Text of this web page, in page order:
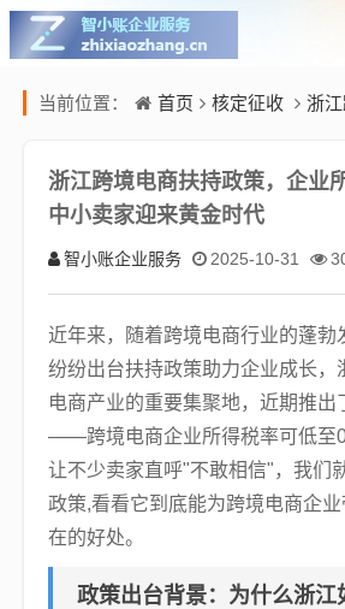
当前位置： 首页 核定征收 浙江跨境电商
浙江跨境电商扶持政策，企业
中小卖家迎来黄金时代
智小账企业服务 2025-10-31
近年来，随着跨境电商行业的蓬勃
纷纷出台扶持政策助力企业成长，
电商产业的重要集聚地，近期推出
——跨境电商企业所得税率可低至
让不少卖家直呼"不敢相信"，我们
政策,看看它到底能为跨境电商企
在的好处。
政策出台背景：为什么浙江